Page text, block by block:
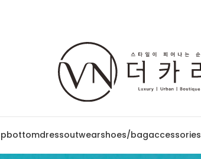
bottomdressoutwearshoes/bagaccessories